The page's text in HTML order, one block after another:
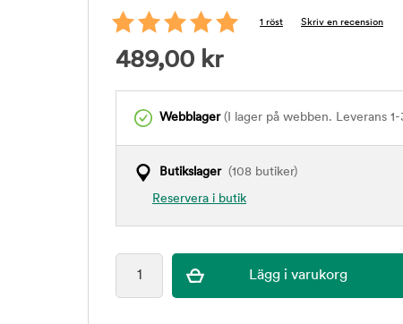
1 röst Skriv en recension
489,00 kr
Webblager(I lager på webben. Leverans 1-
Butikslager(108 butiker)
Reservera i butik